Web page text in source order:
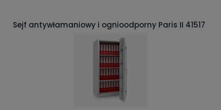
Sejf antywłamaniowy i ognioodporny Paris II 41517